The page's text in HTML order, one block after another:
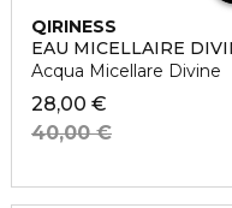
QIRINESS
EAU MICELLAIRE
Acqua Micellare Divine
28,00 €
40,00 €